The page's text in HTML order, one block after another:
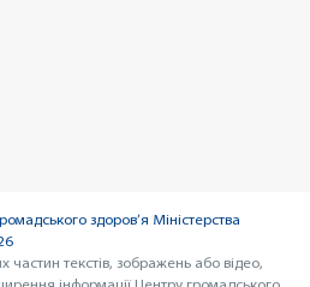
здоров’я Міністерства
частин текстів, зображень або відео,